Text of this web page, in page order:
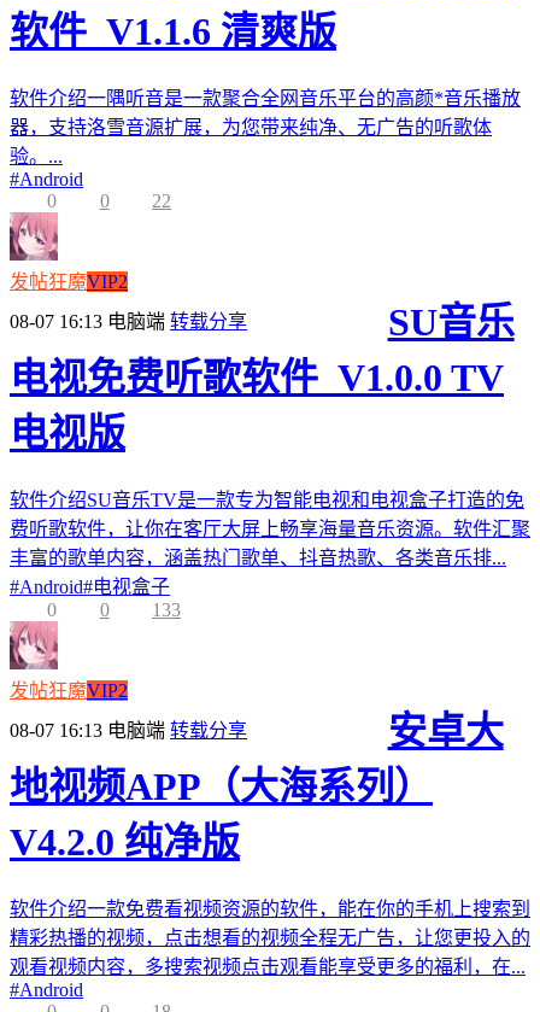
软件_V1.1.6 清爽版
软件介绍一隅听音是一款聚合全网音乐平台的高颜*音乐播放
器，支持洛雪音源扩展，为您带来纯净、无广告的听歌体
验。...
#Android
0
0 22
发帖狂魔VIP2
08-07 16:13 电脑端 转载分享
SU音乐
电视免费听歌软件_V1.0.0 TV
电视版
软件介绍SU音乐TV是一款专为智能电视和电视盒子打造的免
费听歌软件，让你在客厅大屏上畅享海量音乐资源。软件汇聚
丰富的歌单内容，涵盖热门歌单、抖音热歌、各类音乐排...
#Android#电视盒子
0
0 133
发帖狂魔VIP2
08-07 16:13 电脑端 转载分享
安卓大
地视频APP（大海系列）
V4.2.0 纯净版
软件介绍一款免费看视频资源的软件，能在你的手机上搜索到
精彩热播的视频，点击想看的视频全程无广告，让您更投入的
观看视频内容，多搜索视频点击观看能享受更多的福利，在...
#Android